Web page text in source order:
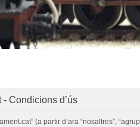
Condicions d’ús
(a partir d’ara “nosaltres”,